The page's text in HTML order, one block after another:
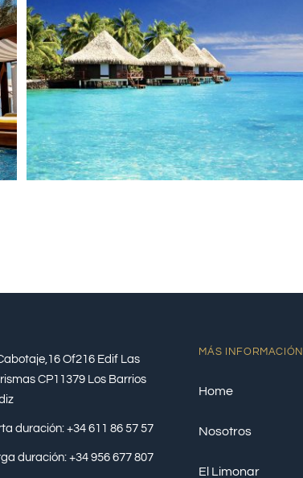
Of216 Edif Las
CP11379 Los Barrios
duración: +34 611 86 57 57
duración: +34 956 677 807
MÁS INFORMACIÓN
Home
Nosotros
El Limonar